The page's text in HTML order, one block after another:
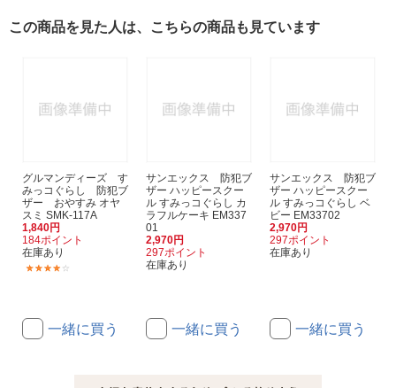
この商品を見た人は、こちらの商品も見ています
グルマンディーズ す
みっコぐらし 防犯ブ
ザー おやすみ オヤ
スミ SMK-117A
1,840円
184ポイント
在庫あり
一緒に買う
サンエックス 防犯ブ
ザー ハッピースクー
ル すみっコぐらし カ
ラフルケーキ EM337
01
2,970円
297ポイント
在庫あり
一緒に買う
サンエックス 防犯ブ
ザー ハッピースクー
ル すみっコぐらし ベ
ビー EM33702
2,970円
297ポイント
在庫あり
一緒に買う